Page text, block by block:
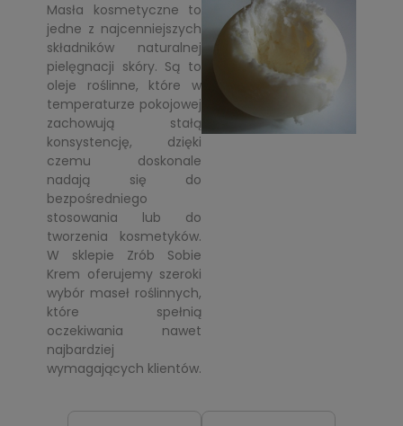
Masła kosmetyczne to
jedne z najcenniejszych
składników naturalnej
pielęgnacji skóry. Są to
oleje roślinne, które w
temperaturze pokojowej
zachowują stałą
konsystencję, dzięki
czemu doskonale
nadają się do
bezpośredniego
stosowania lub do
tworzenia kosmetyków.
W sklepie Zrób Sobie
Krem oferujemy szeroki
wybór maseł roślinnych,
które spełnią
oczekiwania nawet
najbardziej
wymagających klientów.